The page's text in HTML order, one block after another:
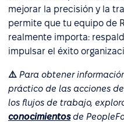
mejorar la precisión y la
permite que tu equipo de
realmente importa:
impulsar el éxito
⚠️ Para obtener
práctico de las acciones
los flujos de trabajo,
conocimientosde